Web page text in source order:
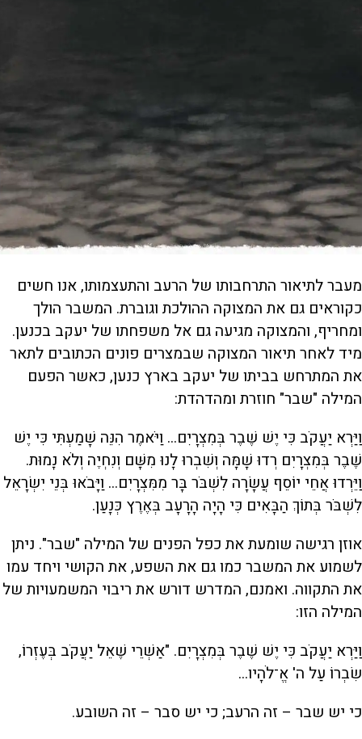
מעבר לתיאור התרחבותו של הרעב והתעצמותו, אנו חשים
כקוראים גם את המצוקה ההולכת וגוברת. המשבר הולך
ומחריף, והמצוקה מגיעה גם אל משפחתו של יעקב בכנען.
מיד לאחר תיאור המצוקה שבמצרים פונים הכתובים לתאר
את המתרחש בביתו של יעקב בארץ כנען, כאשר הפעם
המילה "שבר" חוזרת ומהדהדת:
וַיַּרְא יַעֲקֹב כִּי יֶשׁ שֶׁבֶר בְּמִצְרָיִם... וַיֹּאמֶר הִנֵּה שָׁמַעְתִּי כִּי יֶשׁ
שֶׁבֶר בְּמִצְרָיִם רְדוּ שָׁמָּה וְשִׁבְרוּ לָנוּ מִשָּׁם וְנִחְיֶה וְלֹא נָמוּת.
וַיֵּרְדוּ אֲחֵי יוֹסֵף עֲשָׂרָה לִשְׁבֹּר בָּר מִמִּצְרָיִם... וַיָּבֹאוּ בְּנֵי יִשְׂרָאֵל
לִשְׁבֹּר בְּתוֹךְ הַבָּאִים כִּי הָיָה הָרָעָב בְּאֶרֶץ כְּנָעַן.
אוזן רגישה שומעת את כפל הפנים של המילה "שבר". ניתן
לשמוע את המשבר כמו גם את השפע, את הקושי ויחד עמו
את התקווה. ואמנם, המדרש דורש את ריבוי המשמעויות של
המילה הזו:
וַיַּרְא יַעֲקֹב כִּי יֶשׁ שֶׁבֶר בְּמִצְרָיִם. "אַשְׁרֵי שֶׁאֵל יַעֲקֹב בְּעֶזְרוֹ,
שִׂבְרוֹ עַל ה' אֱ־לֹהָיו...
כי יש שבר – זה הרעב; כי יש סבר – זה השובע.